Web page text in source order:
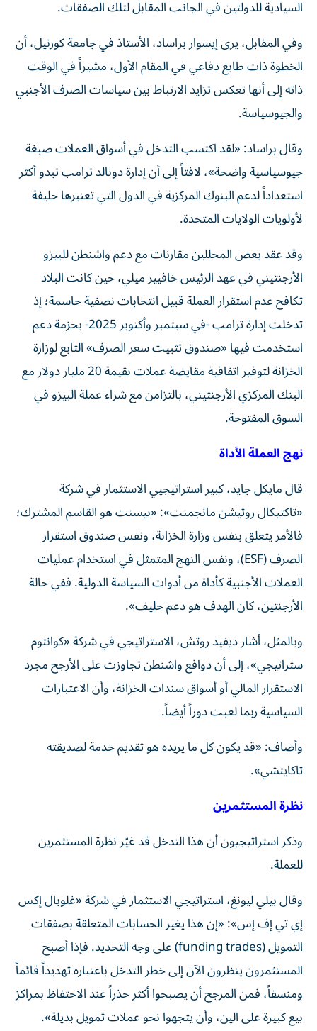
السيادية للدولتين في الجانب المقابل لتلك الصفقات.
وفي المقابل، يرى إيسوار براساد، الأستاذ في جامعة كورنيل، أن
الخطوة ذات طابع دفاعي في المقام الأول، مشيراً في الوقت
ذاته إلى أنها تعكس تزايد الارتباط بين سياسات الصرف الأجنبي
والجيوسياسة.
وقال براساد: «لقد اكتسب التدخل في أسواق العملات صبغة
جيوسياسية واضحة»، لافتاً إلى أن إدارة دونالد ترامب تبدو أكثر
استعداداً لدعم البنوك المركزية في الدول التي تعتبرها حليفة
لأولويات الولايات المتحدة.
وقد عقد بعض المحللين مقارنات مع دعم واشنطن للبيزو
الأرجنتيني في عهد الرئيس خافيير ميلي، حين كانت البلاد
تكافح عدم استقرار العملة قبيل انتخابات نصفية حاسمة؛ إذ
تدخلت إدارة ترامب -في سبتمبر وأكتوبر 2025- بحزمة دعم
استخدمت فيها «صندوق تثبيت سعر الصرف» التابع لوزارة
الخزانة لتوفير اتفاقية مقايضة عملات بقيمة 20 مليار دولار مع
البنك المركزي الأرجنتيني، بالتزامن مع شراء عملة البيزو في
السوق المفتوحة.
نهج العملة الأداة
قال مايكل جايد، كبير استراتيجيي الاستثمار في شركة
«تاكتيكال روتيشن مانجمنت»: «بيسنت هو القاسم المشترك؛
فالأمر يتعلق بنفس وزارة الخزانة، ونفس صندوق استقرار
الصرف (ESF)، ونفس النهج المتمثل في استخدام عمليات
العملات الأجنبية كأداة من أدوات السياسة الدولية. ففي حالة
الأرجنتين، كان الهدف هو دعم حليف».
وبالمثل، أشار ديفيد روتش، الاستراتيجي في شركة «كوانتوم
ستراتيجي»، إلى أن دوافع واشنطن تجاوزت على الأرجح مجرد
الاستقرار المالي أو أسواق سندات الخزانة، وأن الاعتبارات
السياسية ربما لعبت دوراً أيضاً.
وأضاف: «قد يكون كل ما يريده هو تقديم خدمة لصديقته
تاكايتشي».
نظرة المستثمرين
وذكر استراتيجيون أن هذا التدخل قد غيّر نظرة المستثمرين
للعملة.
وقال بيلي ليونغ، استراتيجي الاستثمار في شركة «غلوبال إكس
إي تي إف إس»: «إن هذا يغير الحسابات المتعلقة بصفقات
التمويل (funding trades) على وجه التحديد. فإذا أصبح
المستثمرون ينظرون الآن إلى خطر التدخل باعتباره تهديداً قائماً
ومنسقاً، فمن المرجح أن يصبحوا أكثر حذراً عند الاحتفاظ بمراكز
بيع كبيرة على الين، وأن يتجهوا نحو عملات تمويل بديلة».